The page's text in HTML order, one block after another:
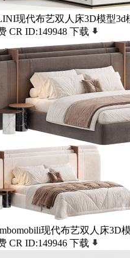
现代布艺双人床3D模型3d
CR ID:149948 下载
现代布艺双人床3D
CR ID:149946 下载